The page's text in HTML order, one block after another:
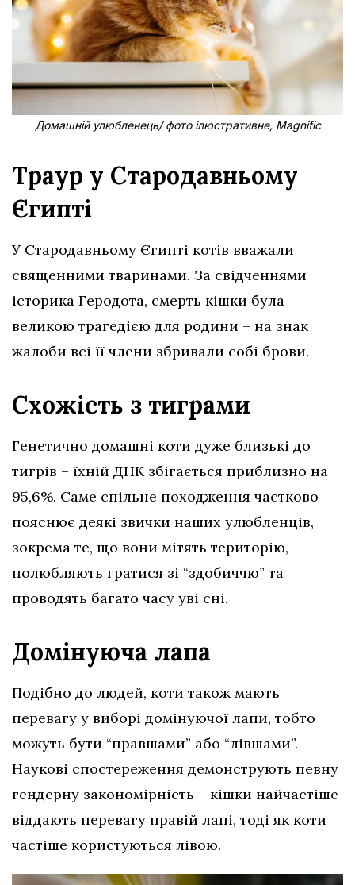
Домашній улюбленець/ фото ілюстративне, Magnific
Траур у Стародавньому
Єгипті
У Стародавньому Єгипті котів вважали
священними тваринами. За свідченнями
історика Геродота, смерть кішки була
великою трагедією для родини – на знак
жалоби всі її члени збривали собі брови.
Схожість з тиграми
Генетично домашні коти дуже близькі до
тигрів – їхній ДНК збігається приблизно на
95,6%. Саме спільне походження частково
пояснює деякі звички наших улюбленців,
зокрема те, що вони мітять територію,
полюбляють гратися зі “здобиччю” та
проводять багато часу уві сні.
Домінуюча лапа
Подібно до людей, коти також мають
перевагу у виборі домінуючої лапи, тобто
можуть бути “правшами” або “лівшами”.
Наукові спостереження демонструють певну
гендерну закономірність – кішки найчастіше
віддають перевагу правій лапі, тоді як коти
частіше користуються лівою.